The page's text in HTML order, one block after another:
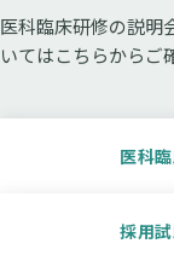
医科臨床研修の説明
いてはこちらからご
医科
採用